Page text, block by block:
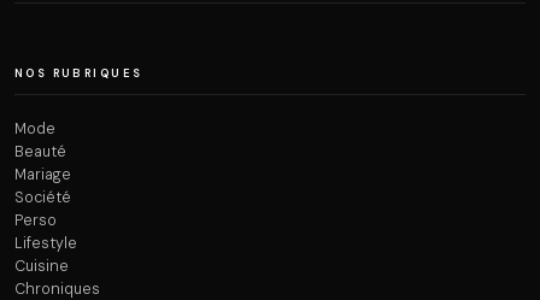
NOS RUBRIQUES
Mode
Beauté
Mariage
Société
Perso
Lifestyle
Cuisine
Chroniques